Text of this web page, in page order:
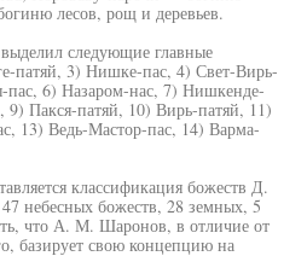
лесов, рощ и деревьев.
следующие главные
патяй, 3) Нишке-пас, 4) Свет-Вирь-
6) Назаром-нас, 7) Нишкенде-
9) Пакся-патяй, 10) Вирь-патяй, 11)
13) Ведь-Мастор-пас, 14) Варма-
классификация божеств Д.
небесных божеств, 28 земных, 5
что А. М. Шаронов, в отличие от
базирует свою концепцию на